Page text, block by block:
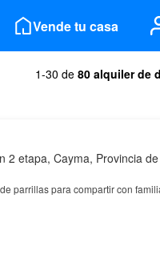
Vende tu casa
1-30 de 80 alquiler de
2 etapa, Cayma, Provincia
parrillas para compartir con